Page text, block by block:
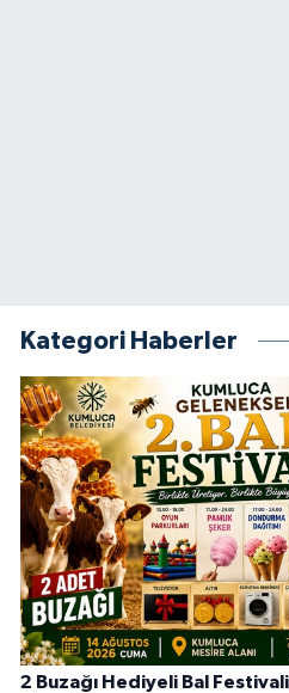
Kategori Haberler
2 Buzağı Hediyeli Bal